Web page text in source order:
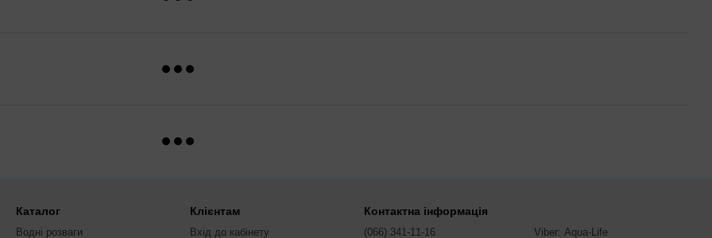
Каталог
Водні розваги
Клієнтам
Вхід до кабінету
Контактна інформація
(066) 341-11-16 Viber: Aqua-Life